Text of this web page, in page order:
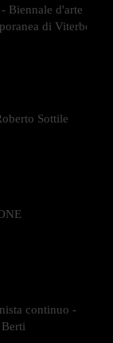
Biennale d'arte
di Viterbo
Sottile
continuo -